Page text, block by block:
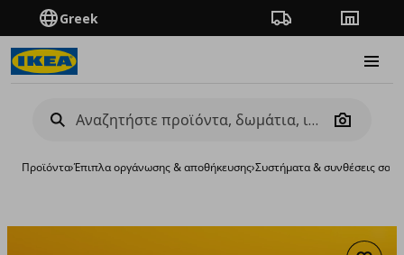
Greek Πορεία παραγγελίας
Camera
Προϊόντα›Έπιπλα οργάνωσης & αποθήκευσης›Συστήματα & συνθέσεις